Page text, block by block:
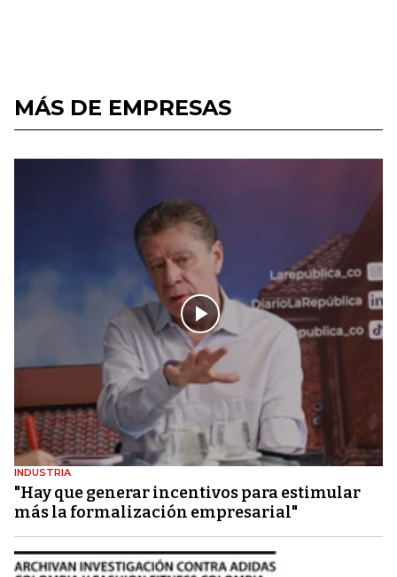
MÁS DE EMPRESAS
INDUSTRIA
"Hay que generar incentivos para estimular
más la formalización empresarial"